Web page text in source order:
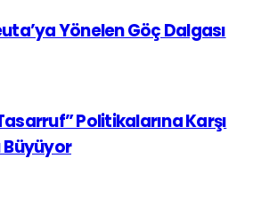
Yönelen Göç Dalgası
Politikalarına Karşı
Büyüyor